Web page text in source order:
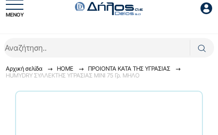
ΜΕΝΟΥ
Αρχική σελίδα HOME
ΠΡΟΙΟΝΤΑ ΚΑΤΑ ΤΗΣ ΥΓΡΑΣΙΑΣ
HUMYDRY ΣΥΛΛΕΚΤΗΣ ΥΓΡΑΣΙΑΣ MINI 75 Γρ. ΜΗΛΟ